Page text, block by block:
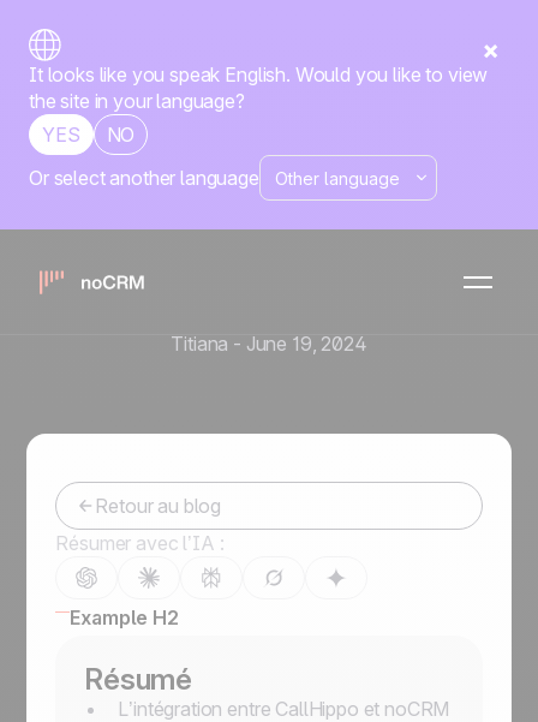
It looks like you speak English. Would you like to view
the site in your language?
YES
NO
Or select another language
Actualités
Transformez l'efficacité de
vos appels commerciaux
Titiana - June 19, 2024
Retour au blog
Résumer avec l’IA :
Example H2
Résumé
L’intégration entre CallHippo et noCRM